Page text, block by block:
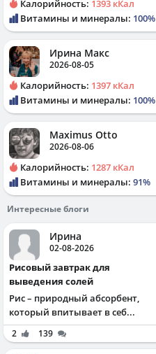
Калорийность: 1393 кКал
Витамины и минералы: 100%
Ирина Макс
2026-08-05
Калорийность: 1397 кКал
Витамины и минералы: 100%
Maximus Otto
2026-08-06
Калорийность: 1287 кКал
Витамины и минералы: 91%
Интересные блоги
Ирина
02-08-2026
Рисовый завтрак для
выведения солей
Рис – природный абсорбент,
который впитывает в себ...
2 139